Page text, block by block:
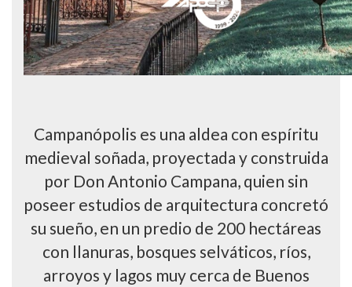
Campanópolis es una aldea con espíritu
medieval soñada, proyectada y construida
por Don Antonio Campana, quien sin
poseer estudios de arquitectura concretó
su sueño, en un predio de 200 hectáreas
con llanuras, bosques selváticos, ríos,
arroyos y lagos muy cerca de Buenos